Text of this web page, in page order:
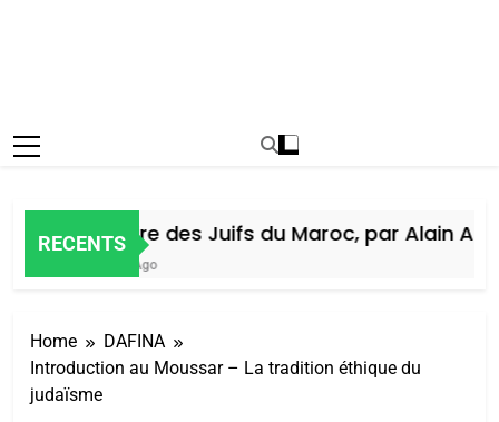
RECENTS
Histoire des Juifs du Maroc, par Alain Amiel
6 Jours Ago
Home
DAFINA
Introduction au Moussar – La tradition éthique du
judaïsme